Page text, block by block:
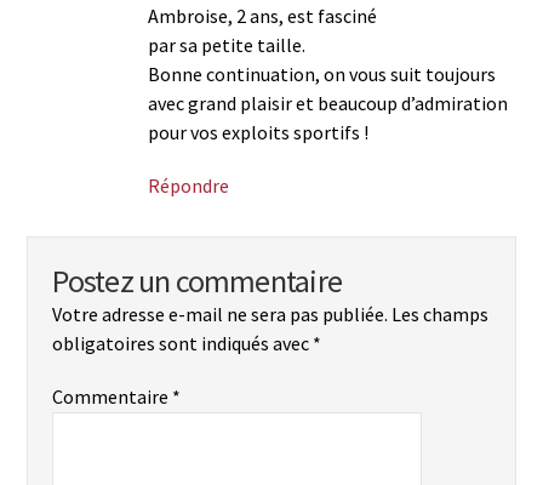
Ambroise, 2 ans, est fasciné
par sa petite taille.
Bonne continuation, on vous suit toujours
avec grand plaisir et beaucoup d’admiration
pour vos exploits sportifs !
Répondre
Postez un commentaire
Votre adresse e-mail ne sera pas publiée. Les champs
obligatoires sont indiqués avec *
Commentaire *